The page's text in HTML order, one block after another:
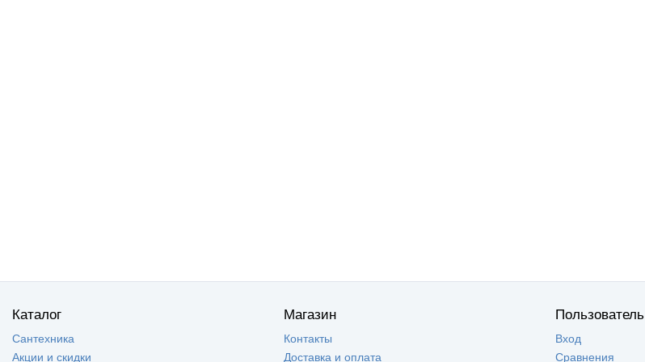
Каталог
Сантехника
Акции и скидки
Магазин
Контакты
Доставка и оплата
Пользователь
Вход
Сравнения